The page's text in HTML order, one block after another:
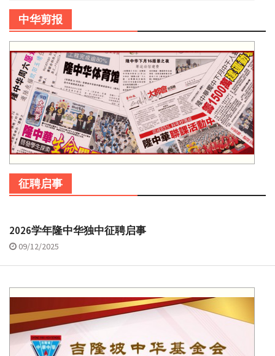
中华剪报
征聘启事
2026学年隆中华独中征聘启事
09/12/2025